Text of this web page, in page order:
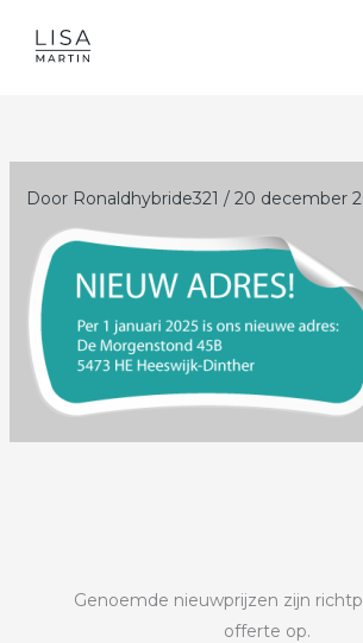
Door Ronaldhybride321 / 20 december
Genoemde nieuwprijzen zijn
offerte op.